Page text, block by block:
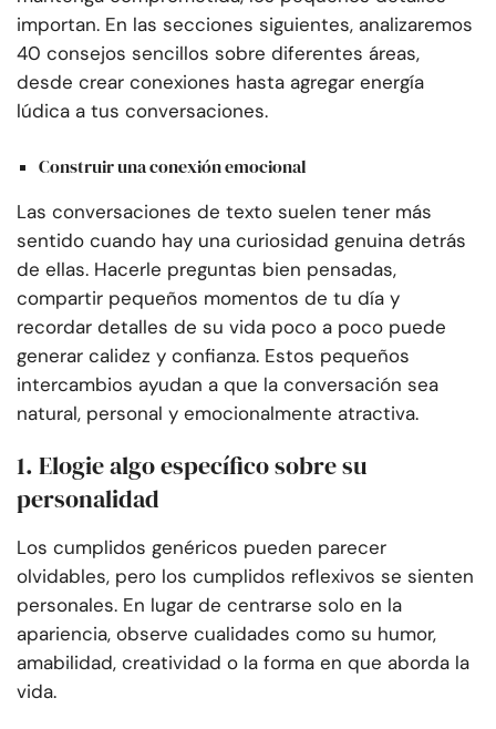
importan. En las secciones siguientes, analizaremos
40 consejos sencillos sobre diferentes áreas,
desde crear conexiones hasta agregar energía
lúdica a tus conversaciones.
Construir una conexión emocional
Las conversaciones de texto suelen tener más
sentido cuando hay una curiosidad genuina detrás
de ellas. Hacerle preguntas bien pensadas,
compartir pequeños momentos de tu día y
recordar detalles de su vida poco a poco puede
generar calidez y confianza. Estos pequeños
intercambios ayudan a que la conversación sea
natural, personal y emocionalmente atractiva.
1. Elogie algo específico sobre su
personalidad
Los cumplidos genéricos pueden parecer
olvidables, pero los cumplidos reflexivos se sienten
personales. En lugar de centrarse solo en la
apariencia, observe cualidades como su humor,
amabilidad, creatividad o la forma en que aborda la
vida.